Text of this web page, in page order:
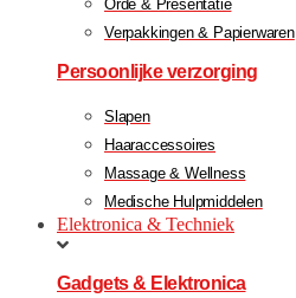
Orde & Presentatie
Verpakkingen & Papierwaren
Persoonlijke verzorging
Slapen
Haaraccessoires
Massage & Wellness
Medische Hulpmiddelen
Elektronica & Techniek
Gadgets & Elektronica